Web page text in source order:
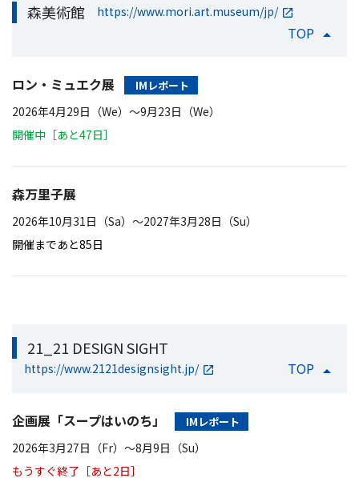
森美術館 https://www.mori.art.museum/jp/
TOP
ロン・ミュエク展 IMレポート
2026年4月29日（We）〜9月23日（We）
開催中［あと47日］
森万里子展
2026年10月31日（Sa）〜2027年3月28日（Su）
開催まであと85日
21_21 DESIGN SIGHT
https://www.2121designsight.jp/ TOP
企画展「スープはいのち」 IMレポート
2026年3月27日（Fr）〜8月9日（Su）
もうすぐ終了［あと2日］